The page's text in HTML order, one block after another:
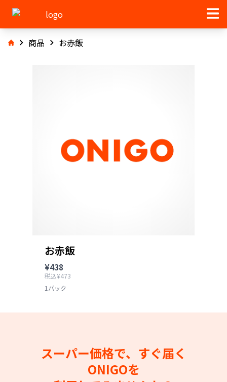
商品 お赤飯
お赤飯
¥438
税込¥473
1パック
スーパー価格で、すぐ届く
ONIGOを